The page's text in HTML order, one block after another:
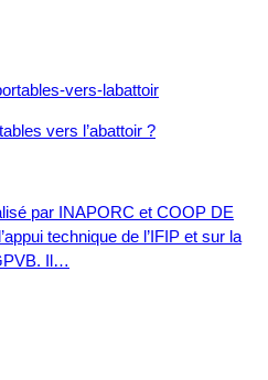
vers l’abattoir ?
par INAPORC et COOP DE
technique de l’IFIP et sur la
Il…